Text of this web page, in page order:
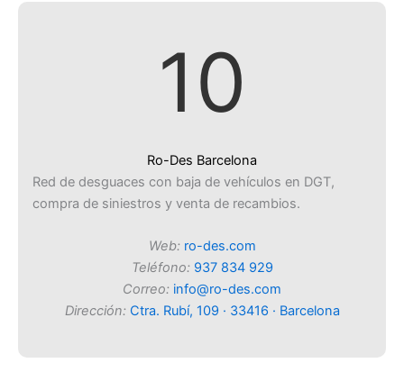
10
Ro-Des Barcelona
Red de desguaces con baja de vehículos en DGT,
compra de siniestros y venta de recambios.
Web: ro-des.com
Teléfono: 937 834 929
Correo: info@ro-des.com
Dirección: Ctra. Rubí, 109 · 33416 · Barcelona